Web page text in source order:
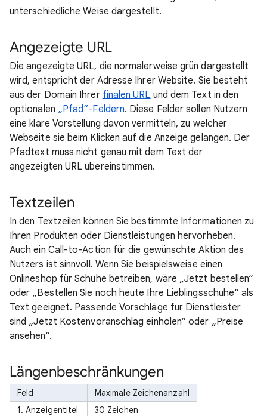
unterschiedliche Weise dargestellt.
Angezeigte URL
Die angezeigte URL, die normalerweise grün dargestellt
wird, entspricht der Adresse Ihrer Website. Sie besteht
aus der Domain Ihrer finalen URL und dem Text in den
optionalen „Pfad“-Feldern. Diese Felder sollen Nutzern
eine klare Vorstellung davon vermitteln, zu welcher
Webseite sie beim Klicken auf die Anzeige gelangen. Der
Pfadtext muss nicht genau mit dem Text der
angezeigten URL übereinstimmen.
Textzeilen
In den Textzeilen können Sie bestimmte Informationen zu
Ihren Produkten oder Dienstleistungen hervorheben.
Auch ein Call-to-Action für die gewünschte Aktion des
Nutzers ist sinnvoll. Wenn Sie beispielsweise einen
Onlineshop für Schuhe betreiben, wäre „Jetzt bestellen“
oder „Bestellen Sie noch heute Ihre Lieblingsschuhe“ als
Text geeignet. Passende Vorschläge für Dienstleister
sind „Jetzt Kostenvoranschlag einholen“ oder „Preise
ansehen“.
Längenbeschränkungen
Feld
Maximale Zeichenanzahl
1. Anzeigentitel
30 Zeichen